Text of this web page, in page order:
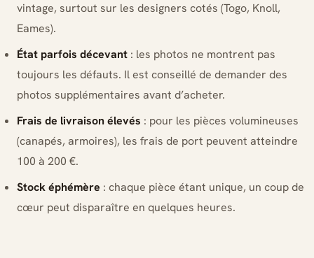
vintage, surtout sur les designers cotés (Togo, Knoll,
Eames).
État parfois décevant : les photos ne montrent pas
toujours les défauts. Il est conseillé de demander des
photos supplémentaires avant d’acheter.
Frais de livraison élevés : pour les pièces volumineuses
(canapés, armoires), les frais de port peuvent atteindre
100 à 200 €.
Stock éphémère : chaque pièce étant unique, un coup de
cœur peut disparaître en quelques heures.